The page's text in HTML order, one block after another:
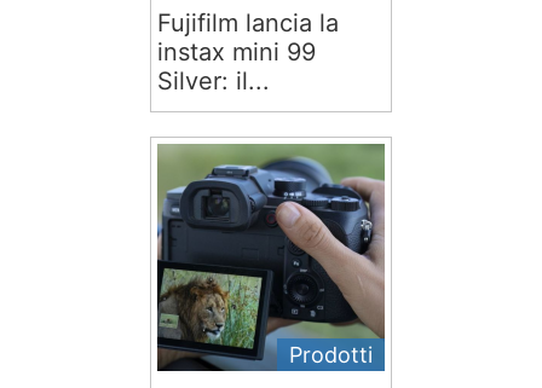
Fujifilm lancia la
instax mini 99
Silver: il...
Prodotti